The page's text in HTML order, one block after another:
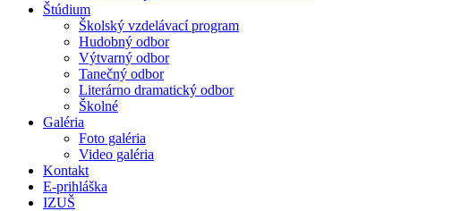
Štúdium
Školský vzdelávací program
Hudobný odbor
Výtvarný odbor
Tanečný odbor
Literárno dramatický odbor
Školné
Galéria
Foto galéria
Video galéria
Kontakt
E-prihláška
IZUŠ